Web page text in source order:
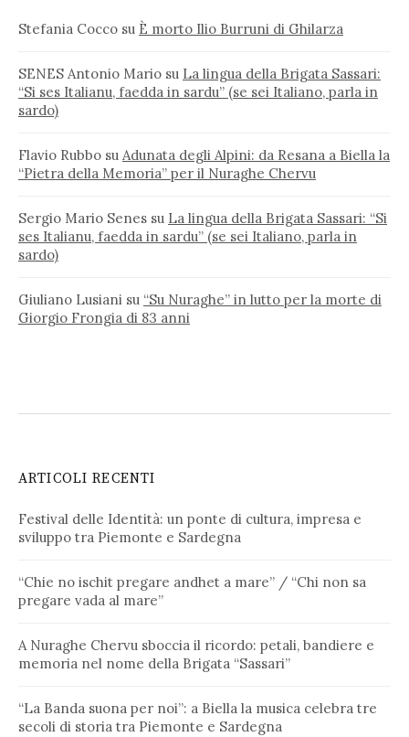
Stefania Cocco su È morto Ilio Burruni di Ghilarza
SENES Antonio Mario su La lingua della Brigata Sassari:
“Si ses Italianu, faedda in sardu” (se sei Italiano, parla in
sardo)
Flavio Rubbo su Adunata degli Alpini: da Resana a Biella la
“Pietra della Memoria” per il Nuraghe Chervu
Sergio Mario Senes su La lingua della Brigata Sassari: “Si
ses Italianu, faedda in sardu” (se sei Italiano, parla in
sardo)
Giuliano Lusiani su “Su Nuraghe” in lutto per la morte di
Giorgio Frongia di 83 anni
ARTICOLI RECENTI
Festival delle Identità: un ponte di cultura, impresa e
sviluppo tra Piemonte e Sardegna
“Chie no ischit pregare andhet a mare” / “Chi non sa
pregare vada al mare”
A Nuraghe Chervu sboccia il ricordo: petali, bandiere e
memoria nel nome della Brigata “Sassari”
“La Banda suona per noi”: a Biella la musica celebra tre
secoli di storia tra Piemonte e Sardegna